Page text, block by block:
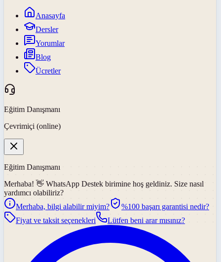
Anasayfa
Dersler
Yorumlar
Blog
Ücretler
Eğitim Danışmanı
Çevrimiçi (online)
Eğitim Danışmanı
Merhaba! 👋 WhatsApp Destek birimine hoş geldiniz. Size nasıl
yardımcı olabiliriz?
Merhaba, bilgi alabilir miyim?
%100 başarı garantisi nedir?
Fiyat ve taksit seçenekleri
Lütfen beni arar mısınız?